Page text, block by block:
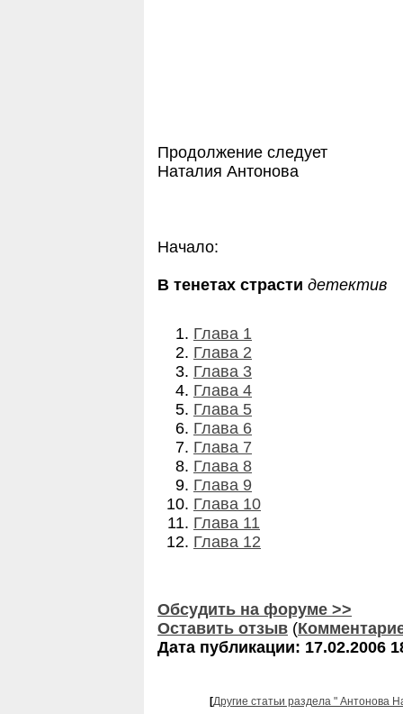
Продолжение следует
Наталия Антонова
Начало:
В тенетах страсти детектив
Глава 1
Глава 2
Глава 3
Глава 4
Глава 5
Глава 6
Глава 7
Глава 8
Глава 9
Глава 10
Глава 11
Глава 12
Обсудить на форуме >>
Оставить отзыв (
Дата публикации: 17.02.2006
[Другие статьи раздела " Антонова